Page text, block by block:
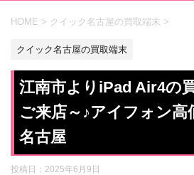
HOME > クイック名古屋の買取端末 >
クイック名古屋の買取端末
江南市よりiPad Air4の
ご来店～♪アイフォン高
名古屋
投稿日： 2025年6月9日